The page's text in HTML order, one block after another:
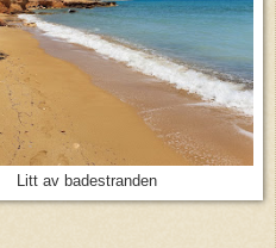
Litt av badestranden